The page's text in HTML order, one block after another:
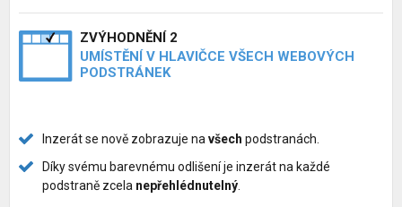
Chovatelské potřeby pro psy
Společné venčení psů
ZVÝHODNĚNÍ 2
UMÍSTĚNÍ V HLAVIČCE VŠECH WEBOVÝCH
PODSTRÁNEK
Inzerát se nově zobrazuje na všech podstranách.
Díky svému barevnému odlišení je inzerát na každé
podstraně zcela nepřehlédnutelný